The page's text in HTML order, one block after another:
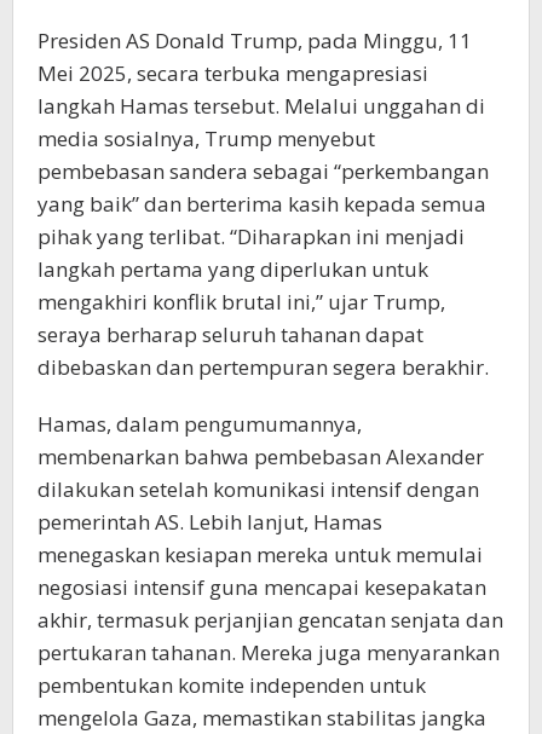
Presiden AS Donald Trump, pada Minggu, 11
Mei 2025, secara terbuka mengapresiasi
langkah Hamas tersebut. Melalui unggahan di
media sosialnya, Trump menyebut
pembebasan sandera sebagai “perkembangan
yang baik” dan berterima kasih kepada semua
pihak yang terlibat. “Diharapkan ini menjadi
langkah pertama yang diperlukan untuk
mengakhiri konflik brutal ini,” ujar Trump,
seraya berharap seluruh tahanan dapat
dibebaskan dan pertempuran segera berakhir.
Hamas, dalam pengumumannya,
membenarkan bahwa pembebasan Alexander
dilakukan setelah komunikasi intensif dengan
pemerintah AS. Lebih lanjut, Hamas
menegaskan kesiapan mereka untuk memulai
negosiasi intensif guna mencapai kesepakatan
akhir, termasuk perjanjian gencatan senjata dan
pertukaran tahanan. Mereka juga menyarankan
pembentukan komite independen untuk
mengelola Gaza, memastikan stabilitas jangka